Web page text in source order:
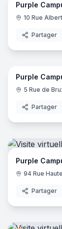
Purple
10 Rue
Partager
Purple
5 Rue de
Partager
Purple
94 Rue
Partager